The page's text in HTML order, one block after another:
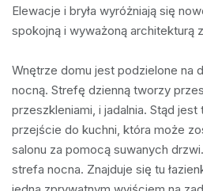
Elewacje i bryła wyróżniają się
spokojną i wyważoną architekturą
Wnętrze domu jest podzielone na
nocną. Strefę dzienną tworzy
przeszkleniami, i jadalnia. Stąd
przejście do kuchni, która może
salonu za pomocą suwanych
strefa nocna. Znajduje się tu